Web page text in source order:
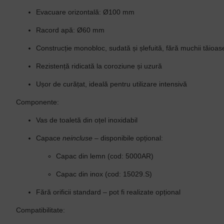
Evacuare orizontală: Ø100 mm
Racord apă: Ø60 mm
Construcție monobloc, sudată și șlefuită, fără muchii
Rezistență ridicată la coroziune și uzură
Ușor de curățat, ideală pentru utilizare intensivă
Componente:
Vas de toaletă din oțel inoxidabil
Capace neincluse – disponibile opțional:
Capac din lemn (cod: 5000AR)
Capac din inox (cod: 15029.S)
Fără orificii standard – pot fi realizate opțional
Compatibilitate: